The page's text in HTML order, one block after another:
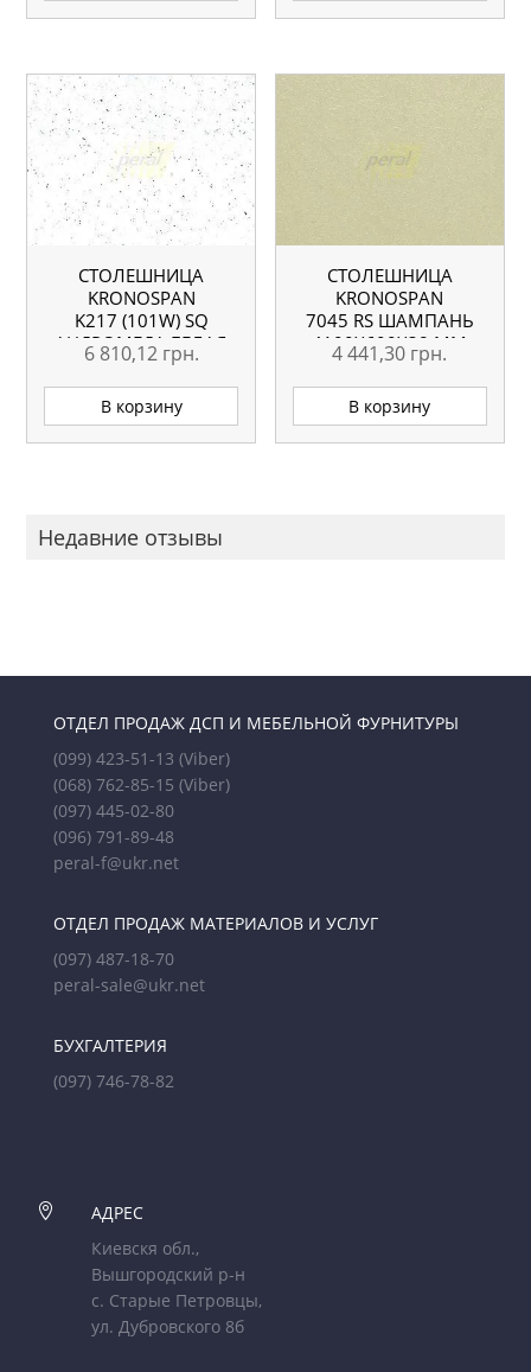
СТОЛЕШНИЦА
KRONOSPAN
K217 (101W) SQ
АНДРОМЕДА БЕЛАЯ
4100X600X38 ММ
6 810,12 грн.
В корзину
СТОЛЕШНИЦА
KRONOSPAN
7045 RS ШАМПАНЬ
4100X600X38 ММ
4 441,30 грн.
В корзину
Недавние отзывы
ОТДЕЛ ПРОДАЖ ДСП И МЕБЕЛЬНОЙ ФУРНИТУРЫ
(099) 423-51-13 (Viber)
(068) 762-85-15 (Viber)
(097) 445-02-80
(096) 791-89-48
peral-f@ukr.net
ОТДЕЛ ПРОДАЖ МАТЕРИАЛОВ И УСЛУГ
(097) 487-18-70
peral-sale@ukr.net
БУХГАЛТЕРИЯ
(097) 746-78-82

АДРЕС
Киевскя обл.,
Вышгородский р-н
с. Старые Петровцы,
ул. Дубровского 8б